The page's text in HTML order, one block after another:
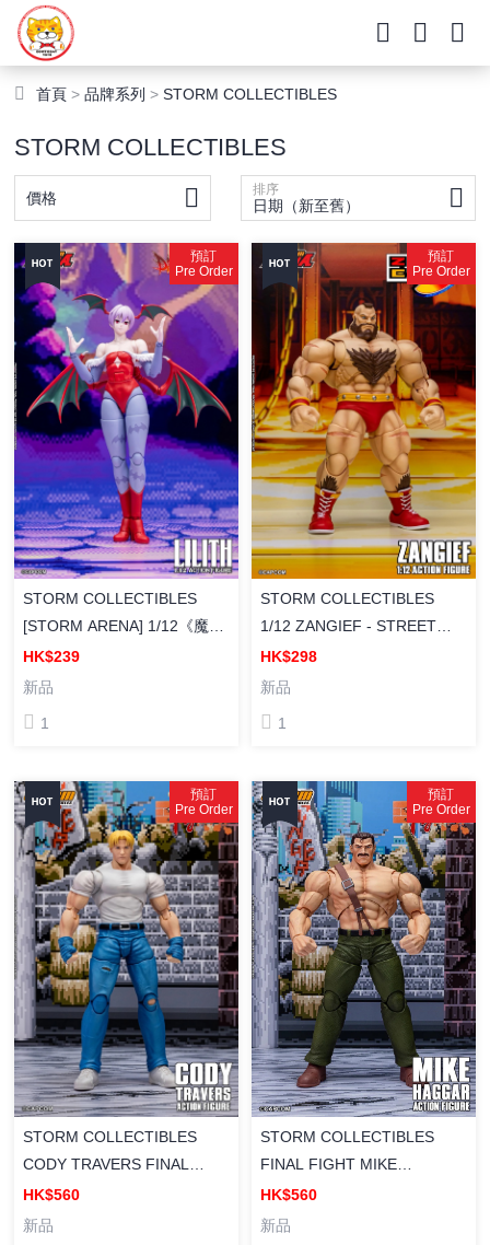
首頁 >品牌系列 >STORM COLLECTIBLES
STORM COLLECTIBLES
價格 排序
日期（新至舊）
預訂
Pre Order
STORM COLLECTIBLES
[STORM ARENA] 1/12《魔域
幽靈》 LILITH 莉莉絲 可動人
偶
HK$239
新品
1
預訂
Pre Order
STORM COLLECTIBLES
1/12 ZANGIEF - STREET
FIGHTER ZERO 3 STROM
ARENA 桑吉爾夫 街頭霸王
HK$298
新品
1
預訂
Pre Order
STORM COLLECTIBLES
CODY TRAVERS FINAL
FIGHT ACTION FIGURE
《快打旋風》 科迪・特拉弗斯
HK$560
新品
預訂
Pre Order
STORM COLLECTIBLES
FINAL FIGHT MIKE
HAGGAR ACTION FIGURE
《快打旋風》 麥克哈格爾 可
HK$560
新品